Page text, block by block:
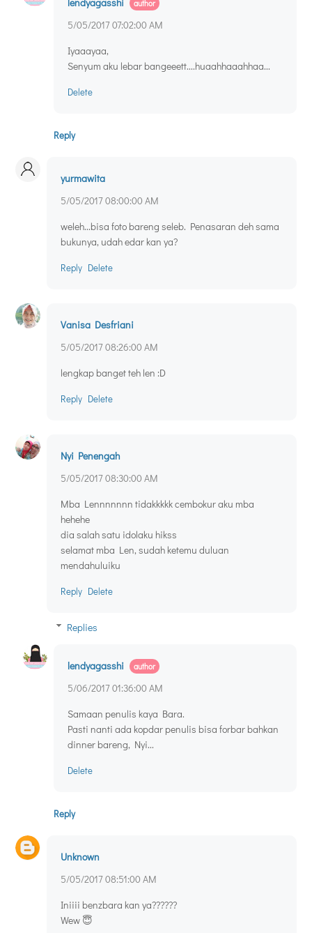
5/05/2017 07:02:00 AM
Iyaaayaa,
Senyum aku lebar bangeeett....huaahhaaahhaa...
Delete
Reply
yurmawita
5/05/2017 08:00:00 AM
weleh...bisa foto bareng seleb. Penasaran deh sama
bukunya, udah edar kan ya?
Reply Delete
Vanisa Desfriani
5/05/2017 08:26:00 AM
lengkap banget teh len :D
Reply Delete
Nyi Penengah
5/05/2017 08:30:00 AM
Mba Lennnnnnn tidakkkkk cembokur aku mba
hehehe
dia salah satu idolaku hikss
selamat mba Len, sudah ketemu duluan
mendahuluiku
Reply Delete
Replies
lendyagasshi
5/06/2017 01:36:00 AM
Samaan penulis kaya Bara.
Pasti nanti ada kopdar penulis bisa forbar bahkan
dinner bareng, Nyi...
Delete
Reply
Unknown
5/05/2017 08:51:00 AM
Iniiii benzbara kan ya??????
Wew 😇